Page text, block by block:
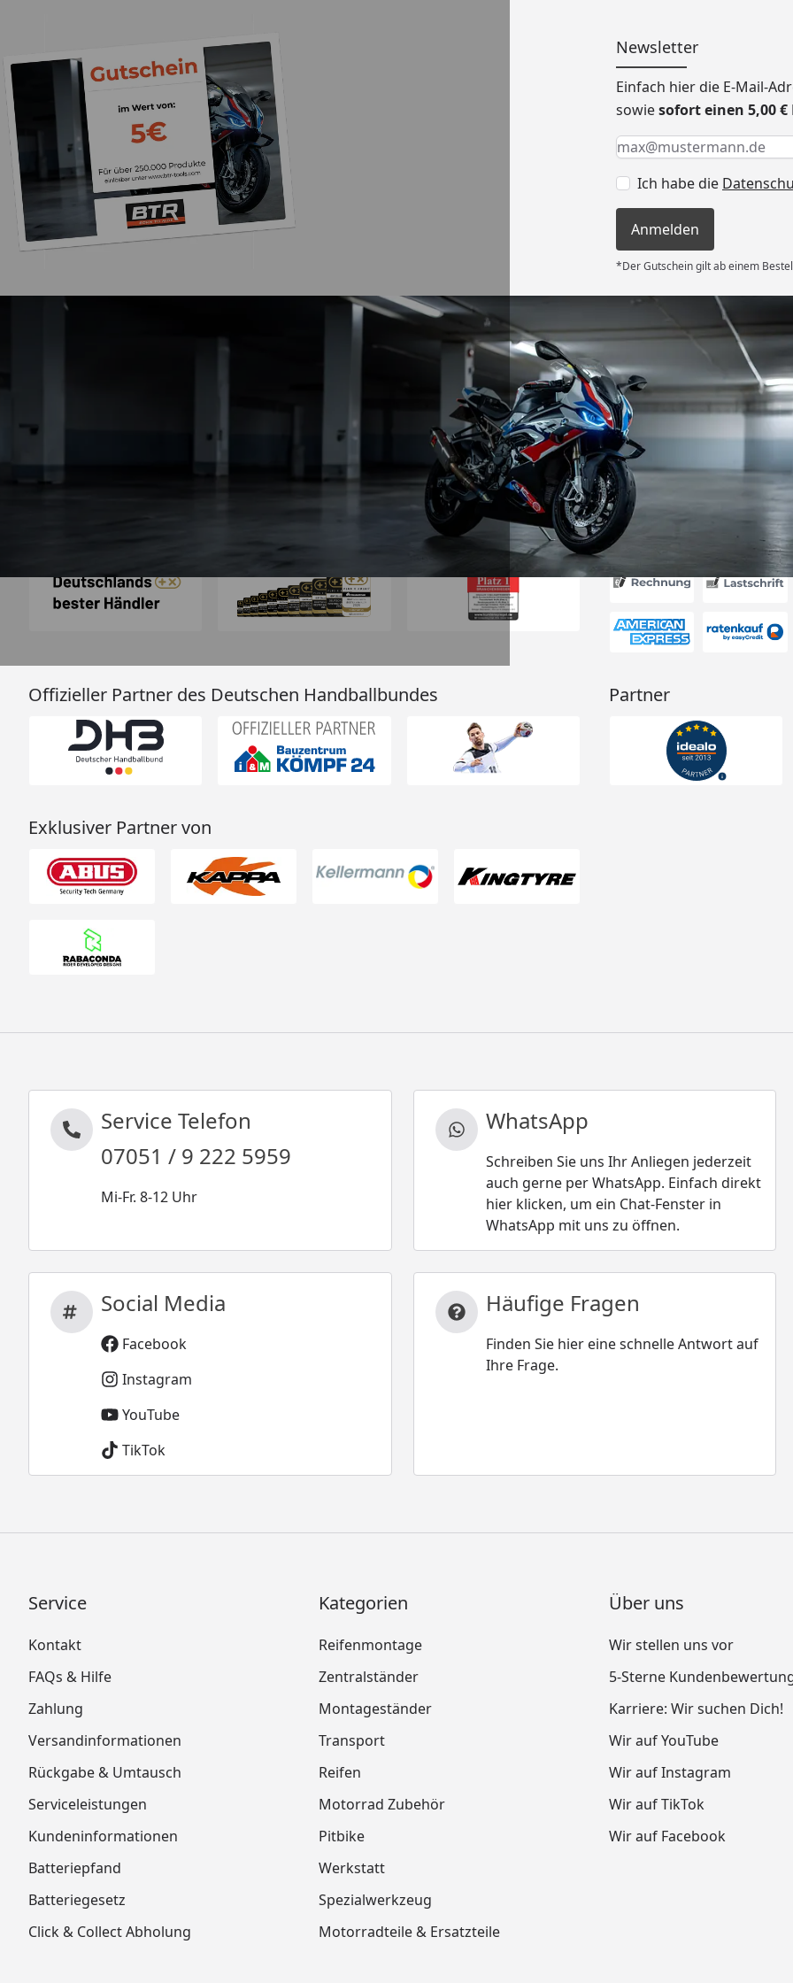
Newsletter
Einfach hier die E-Mail-
sowiesofort einen 5,00
Keine Eingabe erforderlich
Eingabe erforderlich
E-Mail *
Ich habe die
Anmelden
*Der Gutschein gilt ab einem
„Die Abwicklung eines Auftrages
bzw. Bestellung läuft angemessen
verlässliche Partner und das habe
ich hier gefunden.“
Versand
Akzeptierte
Offizieller Partner des Deutschen Handballbundes Partner
Exklusiver Partner von
Service Telefon
07051 / 9 222 5959
Mi-Fr. 8-12 Uhr
WhatsApp
Schreiben Sie uns Ihr Anliegen jederzeit
auch gerne per WhatsApp. Einfach direkt
hier klicken, um ein Chat-Fenster in
WhatsApp mit uns zu öffnen.
Social Media
Facebook
Instagram
YouTube
TikTok
Häufige Fragen
Finden Sie hier eine schnelle Antwort auf
Ihre Frage.
Service
Kontakt
FAQs & Hilfe
Zahlung
Versandinformationen
Rückgabe & Umtausch
Serviceleistungen
Kundeninformationen
Batteriepfand
Batteriegesetz
Click & Collect Abholung
Kategorien
Reifenmontage
Zentralständer
Montageständer
Transport
Reifen
Motorrad Zubehör
Pitbike
Werkstatt
Spezialwerkzeug
Motorradteile & Ersatzteile
Über uns
Wir stellen uns vor
5-Sterne
Karriere: Wir suchen Dich!
Wir auf YouTube
Wir auf Instagram
Wir auf TikTok
Wir auf Facebook